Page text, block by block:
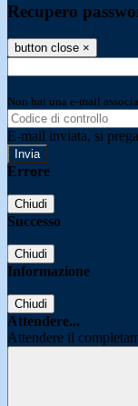
Recupero
button close ×
Non hai una e-mail
E-mail inviata, si
Errore
Chiudi
Successo
Chiudi
Informazione
Chiudi
Attendere...
Attendere il